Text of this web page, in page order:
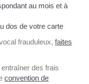
au mois et à
dos de votre carte
frauduleux, faites
des frais
convention de